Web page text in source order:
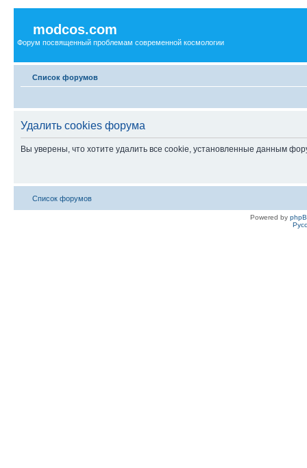
modcos.com
Форум посвященный проблемам современной космологии
Список форумов
Удалить cookies форума
Вы уверены, что хотите удалить все cookie, установленные данным
Список форумов
Powered by